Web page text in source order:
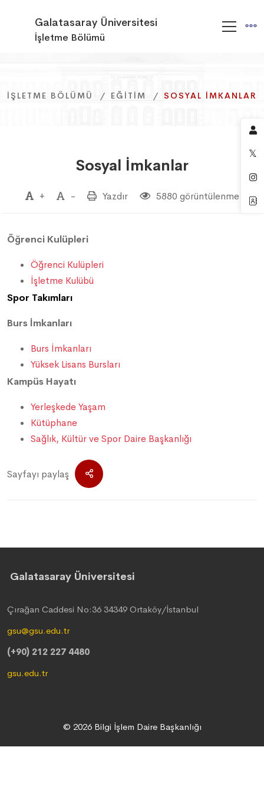
Galatasaray Üniversitesi
İşletme Bölümü
İŞLETME BÖLÜMÜ EĞITIM SOSYAL İMKANLAR
İŞLETME BÖLÜMÜ EĞITIM SOSYAL İMKANLAR
İŞLETME BÖLÜMÜ EĞITIM SOSYAL İMKANLAR
Sosyal İmkanlar
+ - Yazdır 5880 görüntülenme
Öğrenci Kulüpleri
Öğrenci Kulüpleri
İşletme Kulübü
Spor Takımları
Burs İmkanları
Burs İmkanları
Yüksek Lisans Bursları
Kampüs Hayatı
Yerleşkede Yaşam
Kütüphane
Sağlık, Kültür ve Spor Daire Başkanlığı
Sayfayı paylaş
Galatasaray Üniversitesi
Çırağan Caddesi No:36 34349 Ortaköy/İstanbul
gsu@gsu.edu.tr
(+90) 212 227 4480
gsu.edu.tr
© 2026 Bilgi İşlem Daire Başkanlığı